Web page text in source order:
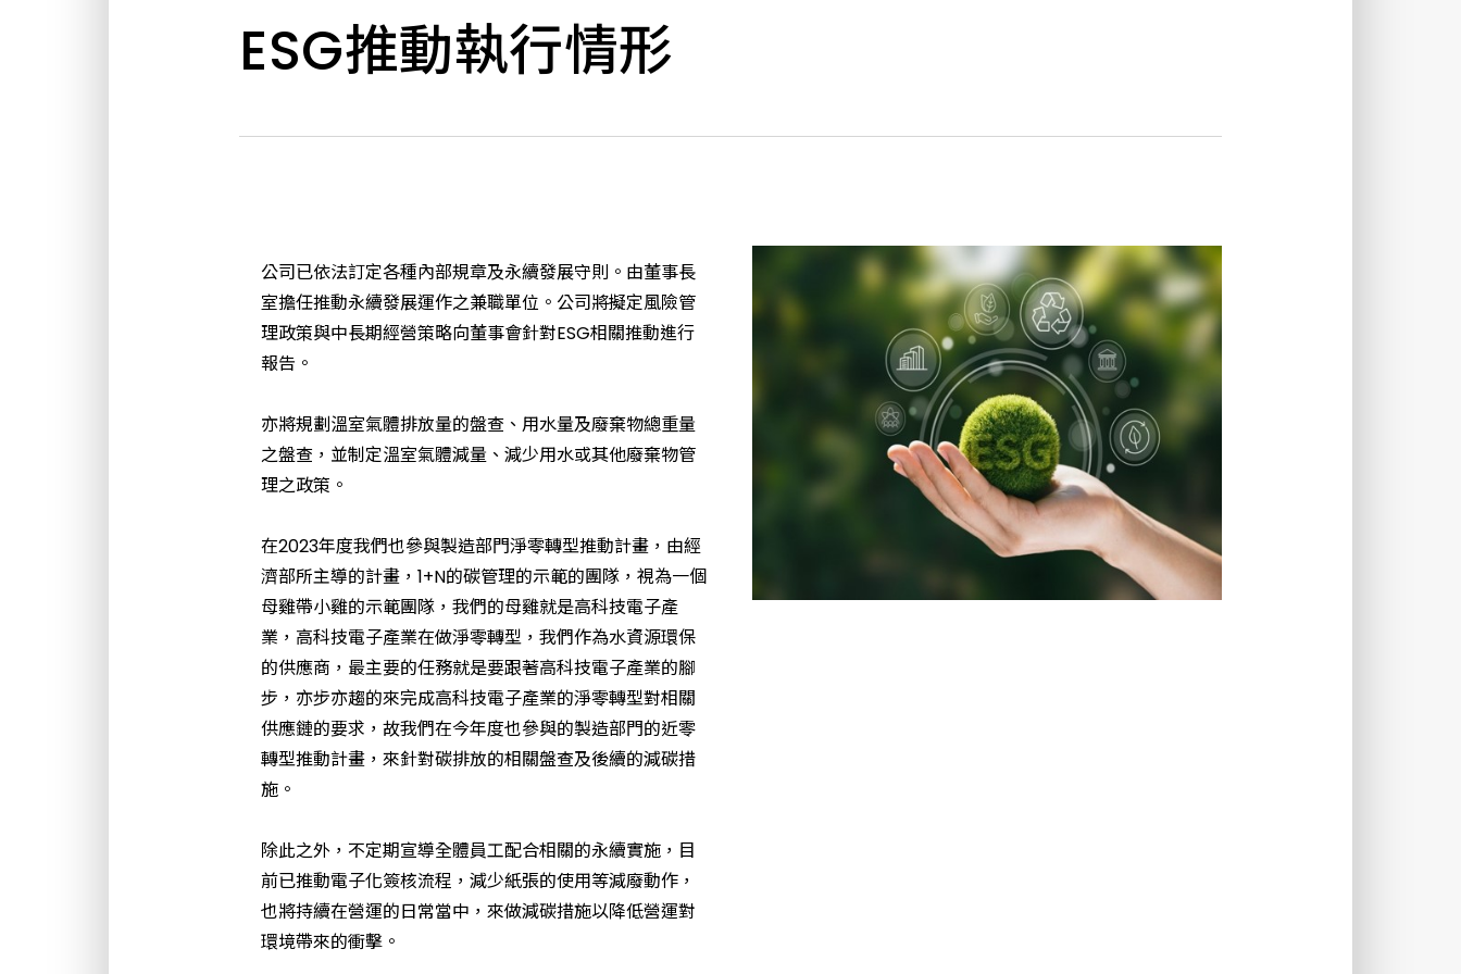
ESG推動執行情形
公司已依法訂定各種內部規章及永續發展守則。由董事長
室擔任推動永續發展運作之兼職單位。公司將擬定風險管
理政策與中長期經營策略向董事會針對ESG相關推動進行
報告。
亦將規劃溫室氣體排放量的盤查、用水量及廢棄物總重量
之盤查，並制定溫室氣體減量、減少用水或其他廢棄物管
理之政策。
在2023年度我們也參與製造部門淨零轉型推動計畫，由經
濟部所主導的計畫，1+N的碳管理的示範的團隊，視為一個
母雞帶小雞的示範團隊，我們的母雞就是高科技電子產
業，高科技電子產業在做淨零轉型，我們作為水資源環保
的供應商，最主要的任務就是要跟著高科技電子產業的腳
步，亦步亦趨的來完成高科技電子產業的淨零轉型對相關
供應鏈的要求，故我們在今年度也參與的製造部門的近零
轉型推動計畫，來針對碳排放的相關盤查及後續的減碳措
施。
除此之外，不定期宣導全體員工配合相關的永續實施，目
前已推動電子化簽核流程，減少紙張的使用等減廢動作，
也將持續在營運的日常當中，來做減碳措施以降低營運對
環境帶來的衝擊。